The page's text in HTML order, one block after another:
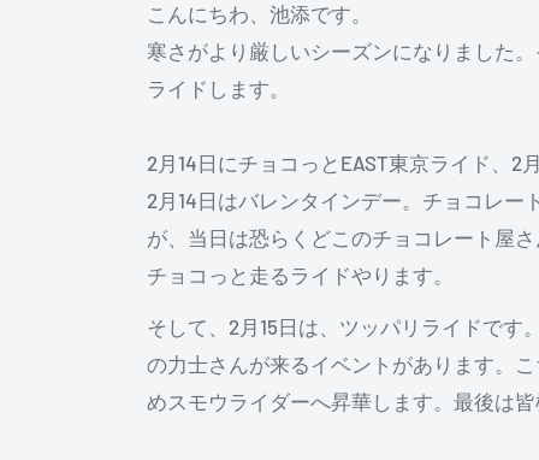
こんにちわ、池添です。
寒さがより厳しいシーズンになりました
ライドします。
2月14日にチョコっとEAST東京ライド、2
2月14日はバレンタインデー。チョコレ
が、当日は恐らくどこのチョコレート屋
チョコっと走るライドやります。
そして、2月15日は、ツッパリライドです
の力士さんが来るイベントがあります。
めスモウライダーへ昇華します。最後は